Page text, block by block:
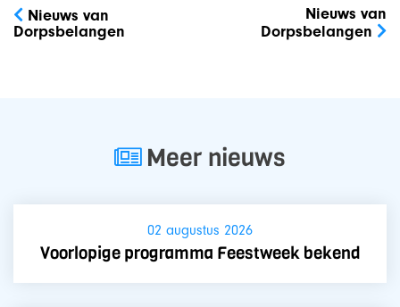
navigatie
Nieuws van
Dorpsbelangen
Nieuws van
Dorpsbelangen
Meer nieuws
02 augustus 2026
Voorlopige programma Feestweek bekend